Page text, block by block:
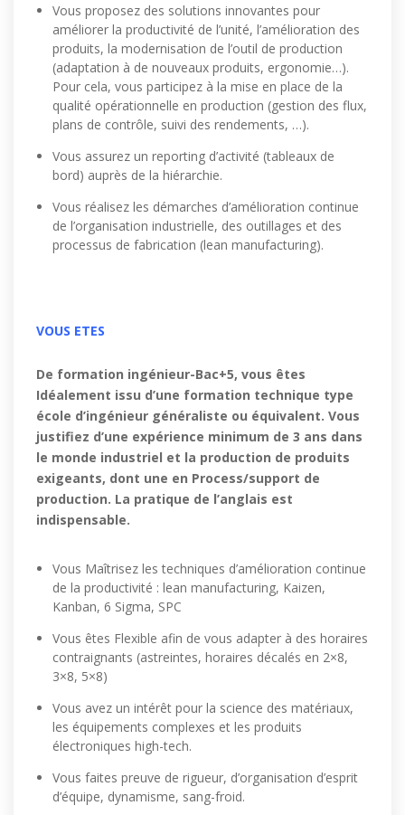
Vous proposez des solutions innovantes pour
améliorer la productivité de l’unité, l’amélioration des
produits, la modernisation de l’outil de production
(adaptation à de nouveaux produits, ergonomie…).
Pour cela, vous participez à la mise en place de la
qualité opérationnelle en production (gestion des flux,
plans de contrôle, suivi des rendements, …).
Vous assurez un reporting d’activité (tableaux de
bord) auprès de la hiérarchie.
Vous réalisez les démarches d’amélioration continue
de l’organisation industrielle, des outillages et des
processus de fabrication (lean manufacturing).
VOUS ETES
De formation ingénieur-Bac+5, vous êtes
Idéalement issu d’une formation technique type
école d’ingénieur généraliste ou équivalent. Vous
justifiez d’une expérience minimum de 3 ans dans
le monde industriel et la production de produits
exigeants, dont une en Process/support de
production. La pratique de l’anglais est
indispensable.
Vous Maîtrisez les techniques d’amélioration continue
de la productivité : lean manufacturing, Kaizen,
Kanban, 6 Sigma, SPC
Vous êtes Flexible afin de vous adapter à des horaires
contraignants (astreintes, horaires décalés en 2×8,
3×8, 5×8)
Vous avez un intérêt pour la science des matériaux,
les équipements complexes et les produits
électroniques high-tech.
Vous faites preuve de rigueur, d’organisation d’esprit
d’équipe, dynamisme, sang-froid.